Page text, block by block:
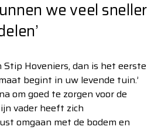
we veel sneller
Hoveniers, dan is het eerste
begint in uw levende tuin.’
om goed te zorgen voor de
vader heeft zich
omgaan met de bodem en